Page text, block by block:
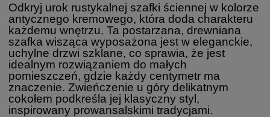
Odkryj urok rustykalnej szafki ściennej w kolorze
antycznego kremowego, która doda charakteru
każdemu wnętrzu. Ta postarzana, drewniana
szafka wisząca wyposażona jest w eleganckie,
uchylne drzwi szklane, co sprawia, że jest
idealnym rozwiązaniem do małych
pomieszczeń, gdzie każdy centymetr ma
znaczenie. Zwieńczenie u góry delikatnym
cokołem podkreśla jej klasyczny styl,
inspirowany prowansalskimi tradycjami.